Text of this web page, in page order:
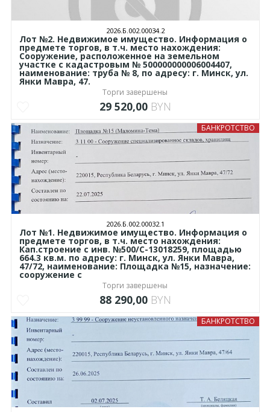
2026.Б.002.00034.2
Лот №2. Недвижимое имущество. Информация о
предмете торгов, в т.ч. место нахождения:
Сооружение, расположенное на земельном
участке с кадастровым № 500000000006004407,
наименование: труба № 8, по адресу: г. Минск, ул.
Янки Мавра, 47.
Торги завершены
29 520,00 BYN
БАНКРОТСТВО
2026.Б.002.00032.1
Лот №1. Недвижимое имущество. Информация о
предмете торгов, в т.ч. место нахождения:
Кап.строение с инв. №500/C-13018259, площадью
664.3 кв.м. по адресу: г. Минск, ул. Янки Мавра,
47/72, наименование: Площадка №15, назначение:
сооружение с
Торги завершены
88 290,00 BYN
БАНКРОТСТВО